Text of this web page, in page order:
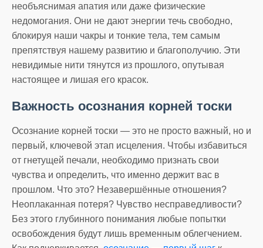
необъяснимая апатия или даже физические
недомогания. Они не дают энергии течь свободно,
блокируя наши чакры и тонкие тела, тем самым
препятствуя нашему развитию и благополучию. Эти
невидимые нити тянутся из прошлого, опутывая
настоящее и лишая его красок.
Важность осознания корней тоски
Осознание корней тоски — это не просто важный, но и
первый, ключевой этап исцеления. Чтобы избавиться
от гнетущей печали, необходимо признать свои
чувства и определить, что именно держит вас в
прошлом. Что это? Незавершённые отношения?
Неоплаканная потеря? Чувство несправедливости?
Без этого глубинного понимания любые попытки
освобождения будут лишь временным облегчением.